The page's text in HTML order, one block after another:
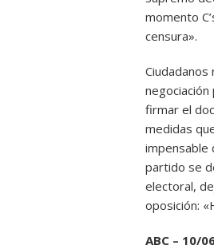
momento
censura».
firmar el
medidas
impensable
partido se
electoral,
oposición:
ABC – 10/